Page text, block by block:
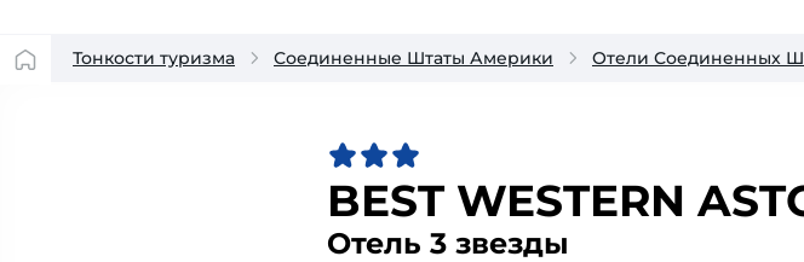
Тонкости туризма Соединенные Штаты Америки Отели Соединенных
BEST WESTERN
Отель 3 звезды